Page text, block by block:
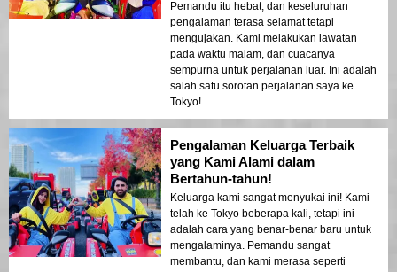
Pemandu itu hebat, dan keseluruhan
pengalaman terasa selamat tetapi
mengujakan. Kami melakukan lawatan
pada waktu malam, dan cuacanya
sempurna untuk perjalanan luar. Ini adalah
salah satu sorotan perjalanan saya ke
Tokyo!
Pengalaman Keluarga Terbaik
yang Kami Alami dalam
Bertahun-tahun!
Keluarga kami sangat menyukai ini! Kami
telah ke Tokyo beberapa kali, tetapi ini
adalah cara yang benar-benar baru untuk
mengalaminya. Pemandu sangat
membantu, dan kami merasa seperti